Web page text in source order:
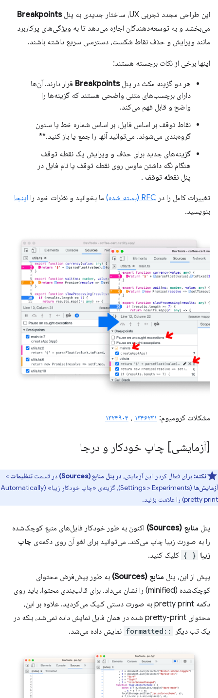
این طراحی مجدد تجربی UX، ساختار جدیدی به پنل
Breakpoints
می‌بخشد و به توسعه‌دهندگان اجازه می‌دهد تا به ویژگی‌های پرکاربرد
مانند ویرایش و حذف نقاط شکست، دسترسی سریع داشته باشند.
اینها برخی از نکات برجسته هستند:
هر دو گزینه مکث در پنلBreakpoints قرار دارند. آن‌ها
دارای برچسب‌های متنی واضحی هستند که گزینه‌ها را
واضح و قابل فهم می‌کند.
نقاط توقف بر اساس فایل، بر اساس شماره خط یا ستون
گروه‌بندی می‌شوند. می‌توانید آنها را جمع یا باز کنید.**
گزینه‌های جدید برای حذف و ویرایش یک نقطه توقف
هنگام نگه داشتن ماوس روی نقطه توقف یا نام فایل در
پنل نقطه توقف .
تغییرات کامل را در RFC (بسته شده) ما بخوانید و نظرات خود را اینجا
بنویسید.
مشکلات کرومیوم: ۱۳۴۶۲۳۱ ، ۱۳۲۴۹۰۴
[آزمایشی] چاپ خودکار و درجا
نکته: برای فعال کردن این آزمایش، در پنل منابع (Sources) در قسمت تنظیمات >
آزمایش‌ها
(Settings > Experiments)، گزینه‌ی «چاپ خودکار زیبا» (Automatically
pretty print) را علامت بزنید.
پنل منابع (Sources)
اکنون به طور خودکار فایل‌های منبع کوچک‌شده
را به صورت زیبا چاپ می‌کند. می‌توانید برای لغو آن روی دکمه‌ی چاپ
زیبا { } کلیک کنید.
پیش از این، پنل منابع (Sources)
به طور پیش‌فرض محتوای
کوچک‌شده (minified) را نشان می‌داد. برای قالب‌بندی محتوا، باید روی
دکمه pretty print به صورت دستی کلیک می‌کردید. علاوه بر این،
محتوای pretty-print شده در همان فایل نمایش داده نمی‌شد، بلکه در
یک تب دیگر
::formatted نمایش داده می‌شد.